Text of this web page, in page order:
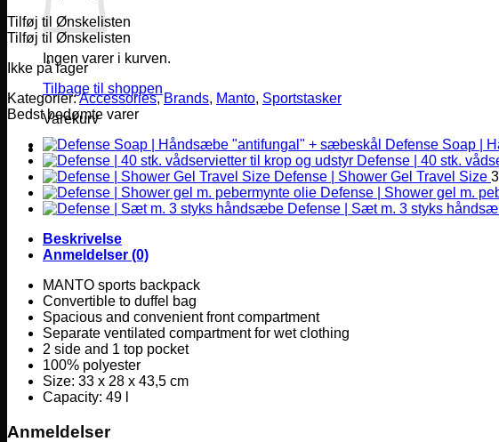
Ingen varer i kurven.
Tilbage til shoppen
Varekurv
Tilføj til Ønskelisten
Tilføj til Ønskelisten
Ikke på lager
Kategorier:Accessories,Brands, Manto, Sportstasker
Bedst bedømte varer
Defense Soap |
Defense | 40 stk.
Defense | Shower Gel Travel Size
Defense | Shower gel m.
Defense | Sæt m. 3 styks
Beskrivelse
Anmeldelser (0)
MANTO sports backpack
Convertible to duffel bag
Spacious and convenient front compartment
Separate ventilated compartment for wet clothing
2 side and 1 top pocket
100% polyester
Size: 33 x 28 x 43,5 cm
Capacity: 49 l
Anmeldelser